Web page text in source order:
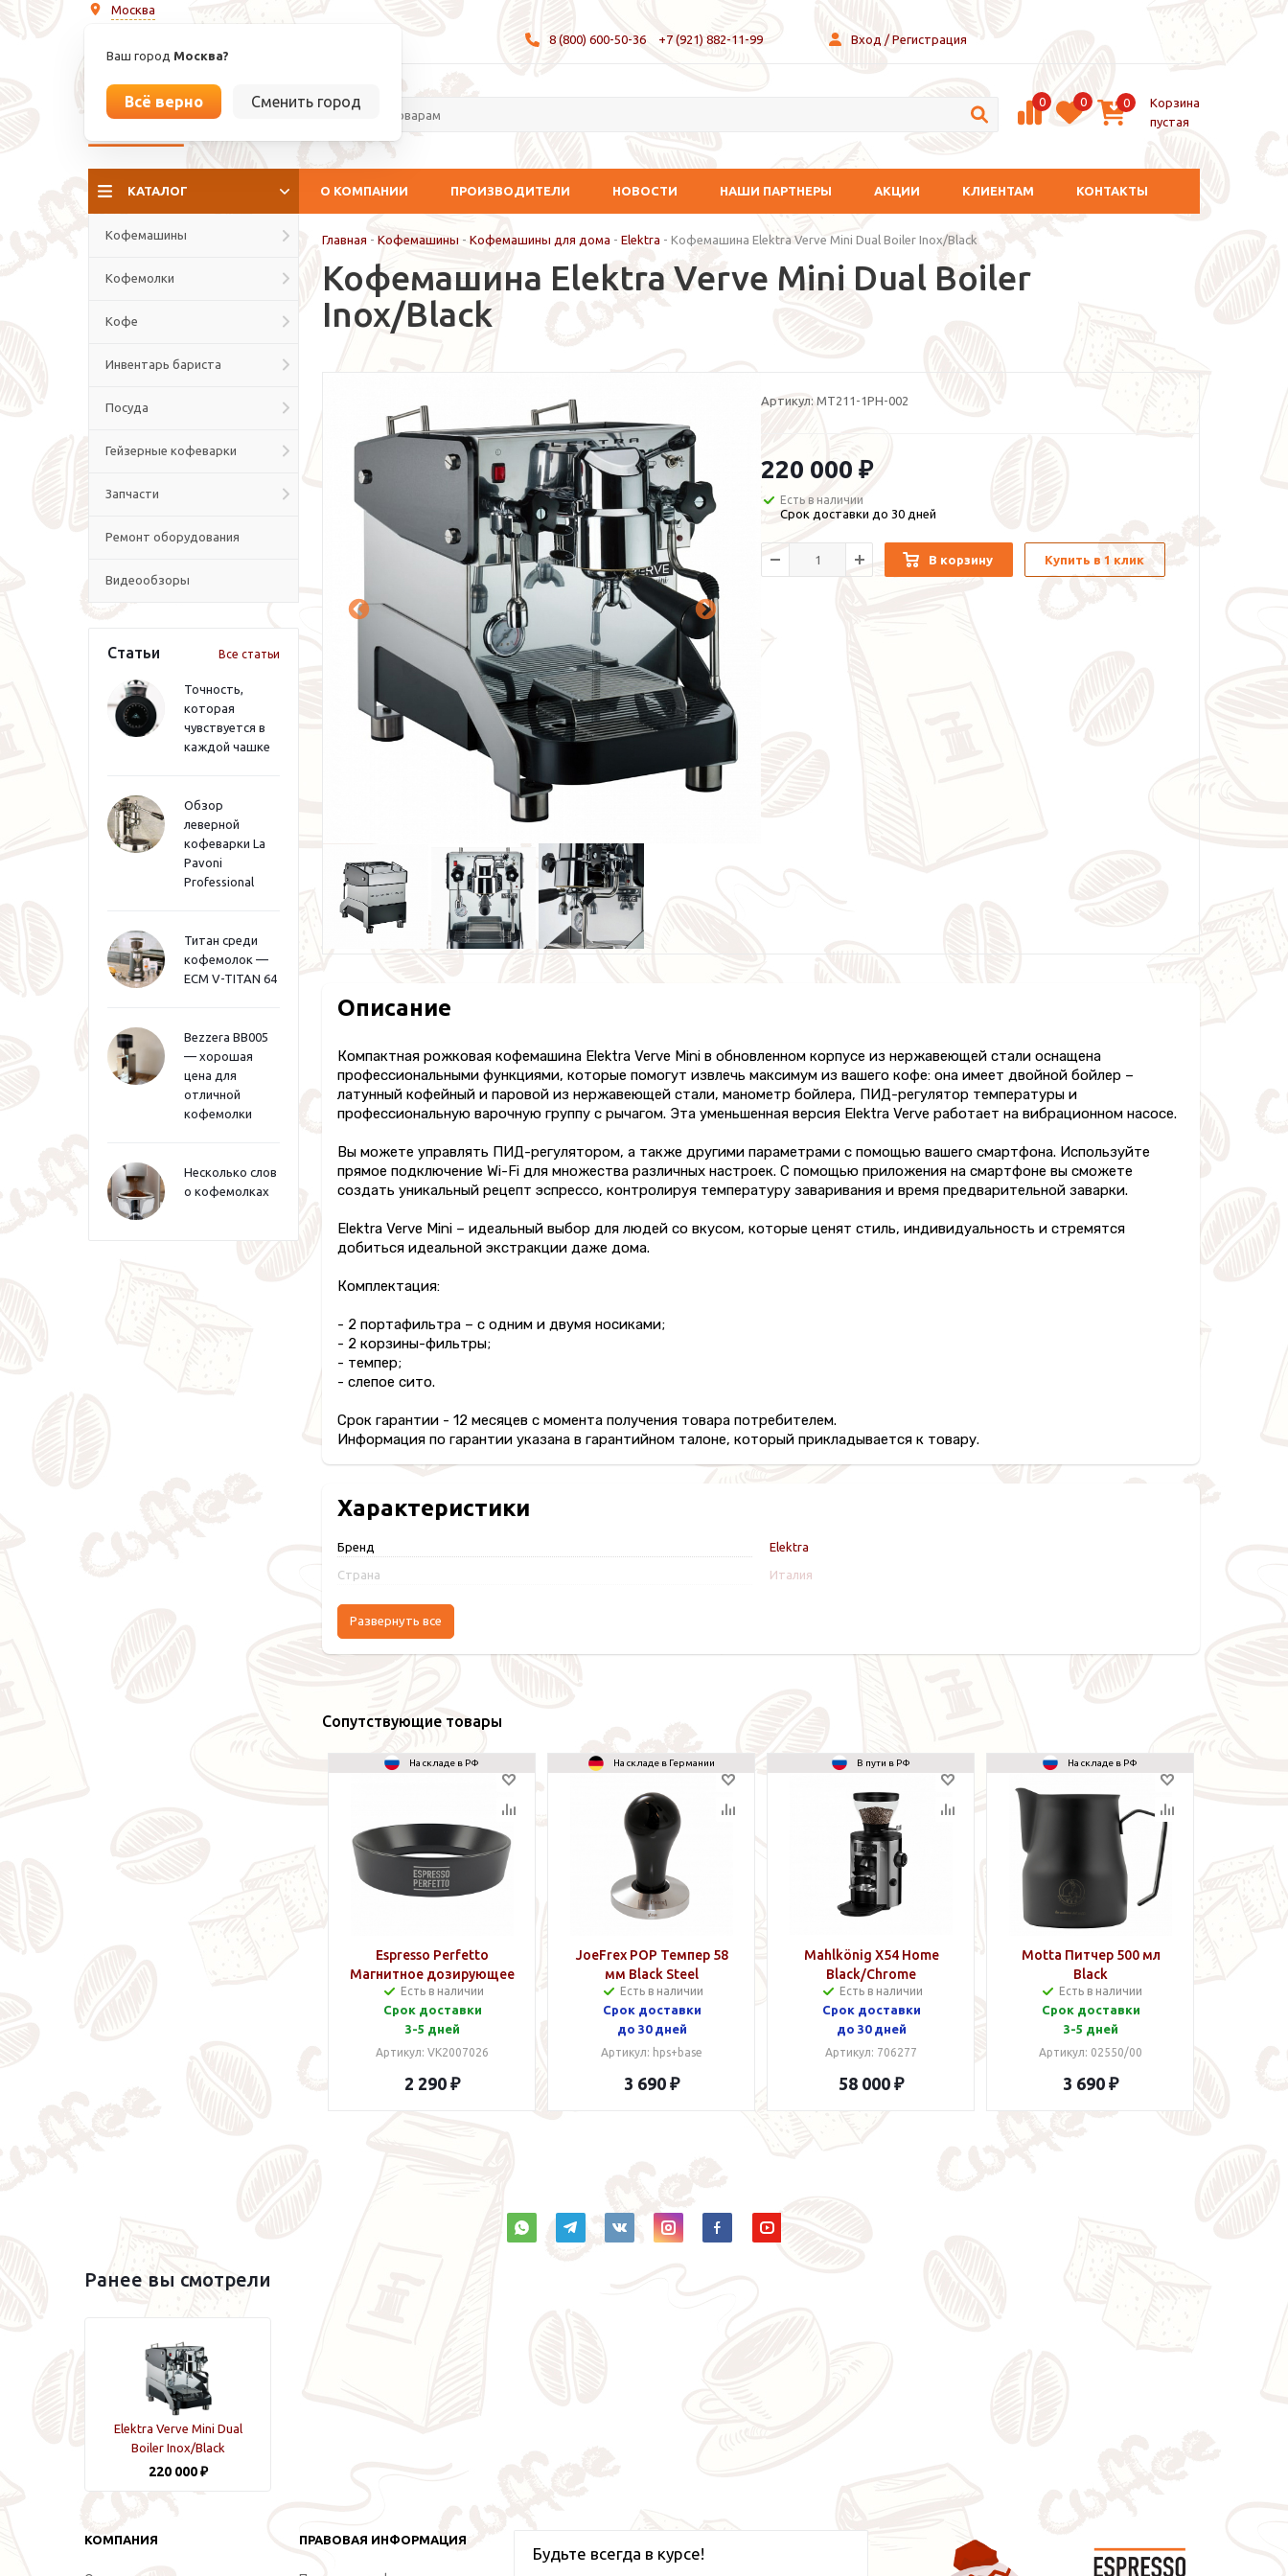
Москва
Ваш город Москва?
Всё верно Сменить город
8 (800) 600-50-36 +7 (921) 882-11-99 Вход / Регистрация
La culture del caffé 0 0 0
Корзина
пустая
КАТАЛОГ О КОМПАНИИ ПРОИЗВОДИТЕЛИ НОВОСТИ НАШИ ПАРТНЕРЫ АКЦИИ КЛИЕНТАМ КОНТАКТЫ
Кофемашины
Кофемолки
Кофе
Инвентарь бариста
Посуда
Гейзерные кофеварки
Запчасти
Ремонт оборудования
Видеообзоры
Статьи Все статьи
Точность,
которая
чувствуется в
каждой чашке
Обзор
леверной
кофеварки La
Pavoni
Professional
Титан среди
кофемолок —
ECM V-TITAN 64
Bezzera BB005
— хорошая
цена для
отличной
кофемолки
Несколько слов
о кофемолках
Главная - Кофемашины - Кофемашины для дома - Elektra - Кофемашина Elektra Verve Mini Dual Boiler Inox/Black
Кофемашина Elektra Verve Mini Dual Boiler
Inox/Black
Артикул: MT211-1PH-002
220 000 ₽
Есть в наличии
Срок доставки до 30 дней
В корзину Купить в 1 клик
Описание
Компактная рожковая кофемашина Elektra Verve Mini в обновленном корпусе из нержавеющей стали оснащена
профессиональными функциями, которые помогут извлечь максимум из вашего кофе: она имеет двойной бойлер –
латунный кофейный и паровой из нержавеющей стали, манометр бойлера, ПИД-регулятор температуры и
профессиональную варочную группу с рычагом. Эта уменьшенная версия Elektra Verve работает на вибрационном насосе.
Вы можете управлять ПИД-регулятором, а также другими параметрами с помощью вашего смартфона. Используйте
прямое подключение Wi-Fi для множества различных настроек. С помощью приложения на смартфоне вы сможете
создать уникальный рецепт эспрессо, контролируя температуру заваривания и время предварительной заварки.
Elektra Verve Mini – идеальный выбор для людей со вкусом, которые ценят стиль, индивидуальность и стремятся
добиться идеальной экстракции даже дома.
Комплектация:
- 2 портафильтра – с одним и двумя носиками;
- 2 корзины-фильтры;
- темпер;
- слепое сито.
Срок гарантии - 12 месяцев с момента получения товара потребителем.
Информация по гарантии указана в гарантийном талоне, который прикладывается к товару.
Характеристики
Бренд Elektra
Страна Италия
Развернуть все
Сопутствующие товары
На складе в РФ
Espresso Perfetto
Магнитное дозирующее
кольцо (Трихтер) 58 мм
Есть в наличии
Срок доставки
3-5 дней
Артикул: VK2007026
2 290 ₽
На складе в Германии
JoeFrex POP Темпер 58
мм Black Steel
Есть в наличии
Срок доставки
до 30 дней
Артикул: hps+base
3 690 ₽
В пути в РФ
Mahlkönig X54 Home
Black/Chrome
Есть в наличии
Срок доставки
до 30 дней
Артикул: 706277
58 000 ₽
На складе в РФ
Motta Питчер 500 мл
Black
Есть в наличии
Срок доставки
3-5 дней
Артикул: 02550/00
3 690 ₽
Ранее вы смотрели
Elektra Verve Mini Dual
Boiler Inox/Black
220 000 ₽
КОМПАНИЯ ПРАВОВАЯ ИНФОРМАЦИЯ
Будьте всегда в курсе!